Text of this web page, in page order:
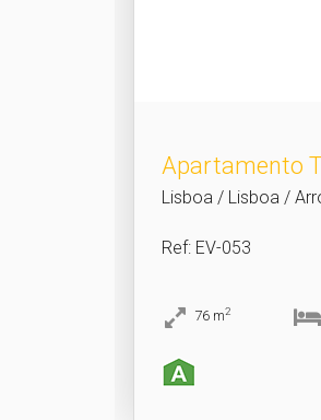
Apartamento
Lisboa / Lisboa /
Ref: EV-053
76 m2